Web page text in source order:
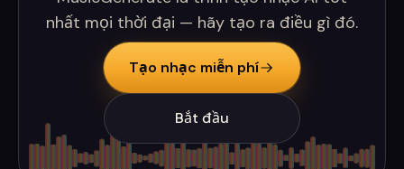
nhất mọi thời đại — hãy tạo ra điều gì đó.
Tạo nhạc miễn phí
Bắt đầu